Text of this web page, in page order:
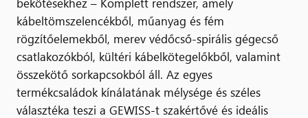
kábeltömszelencékből, műanyag és fém
rögzítőelemekből, merev védőcső-spirális gégecső
csatlakozókból, kültéri kábelkötegelőkből, valamint
összekötő sorkapcsokból áll. Az egyes
termékcsaládok kínálatának mélysége és széles
választéka teszi a GEWISS-t szakértővé és ideális